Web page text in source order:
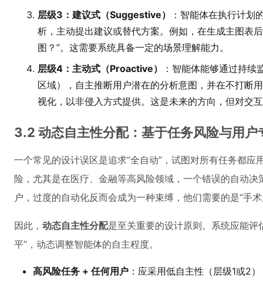
层级3：建议式（Suggestive）
：智能体在执行计划
析，主动提出建议或替代方案。例如，在生成主图表
图？”。这需要系统具备一定的场景理解能力。
层级4：主动式（Proactive）
：智能体能够通过持
区域），自主推断用户潜在的分析意图，并在不打断
视化，以非侵入方式提供。这是未来的方向，但对交
3.2 动态自主性分配：基于任务风险与用户
一个常见的设计误区是追求“全自动”，试图对所有任务都
险，尤其是在医疗、金融等高风险领域，一个错误的自动
户，过度的自动化反而会成为一种束缚，他们需要的是“手
因此， 动态自主性分配是至关重要的设计原则。系统应能评
平”，动态调整智能体的自主程度。
高风险任务 + 任何用户 ：应采用低自主性（层级1或2